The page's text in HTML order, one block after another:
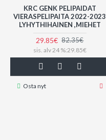
KRC GENK PELIPAIDAT
VIERASPELIPAITA 2022-2023
LYHYTHIHAINEN ,MIEHET
29.85€ 82.35€
sis. alv 24 %:29.85€
Osta nyt